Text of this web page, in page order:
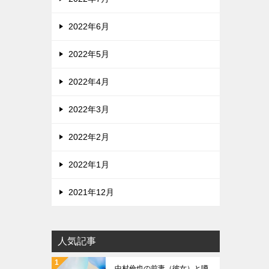
2022年6月
2022年5月
2022年4月
2022年3月
2022年2月
2022年1月
2021年12月
人気記事